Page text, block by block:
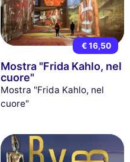
€ 16,50
Mostra "Frida Kahlo, nel
cuore"
Mostra "Frida Kahlo, nel
cuore"